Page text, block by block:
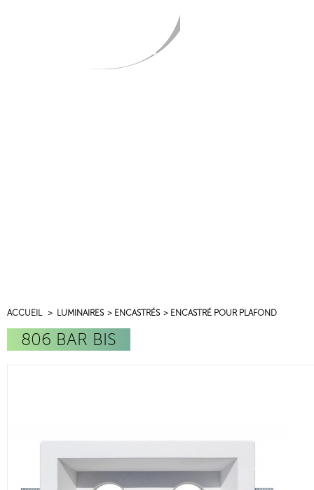
ACCUEIL > LUMINAIRES > ENCASTRÉS > ENCASTRÉ POUR PLAFOND
806 BAR BIS